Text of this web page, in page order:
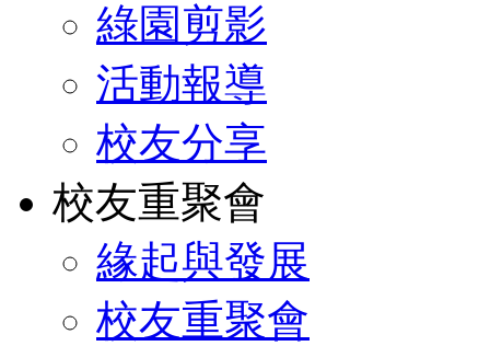
綠園剪影
活動報導
校友分享
校友重聚會
緣起與發展
校友重聚會